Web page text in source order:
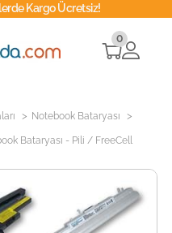
Kargo Ücretsiz!
0
> Notebook Bataryası >
Bataryası - Pili / FreeCell